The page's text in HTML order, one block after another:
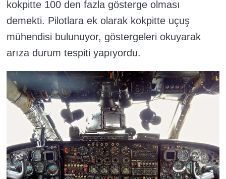
kokpitte 100 den fazla gösterge olması
demekti. Pilotlara ek olarak kokpitte uçuş
mühendisi bulunuyor, göstergeleri okuyarak
arıza durum tespiti yapıyordu.